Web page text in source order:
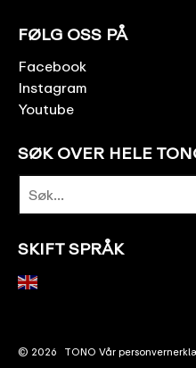
FØLG OSS PÅ
Facebook
Instagram
Youtube
SØK OVER HELE
SKIFT SPRÅK
© 2026 TONO Vår